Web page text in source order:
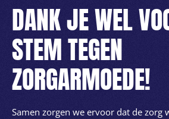
DANK JE WEL
STEM TEGEN
ZORGARMOEDE!
Samen zorgen we ervoor dat de zorg